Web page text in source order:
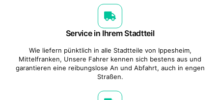
Service in Ihrem Stadtteil
Wie liefern pünktlich in alle Stadtteile von Ippesheim,
Mittelfranken, Unsere Fahrer kennen sich bestens aus und
garantieren eine reibungslose An und Abfahrt, auch in engen
Straßen.